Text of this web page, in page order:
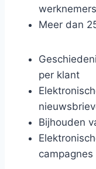
Meer dan
per klant
Bijhouden
campagnes